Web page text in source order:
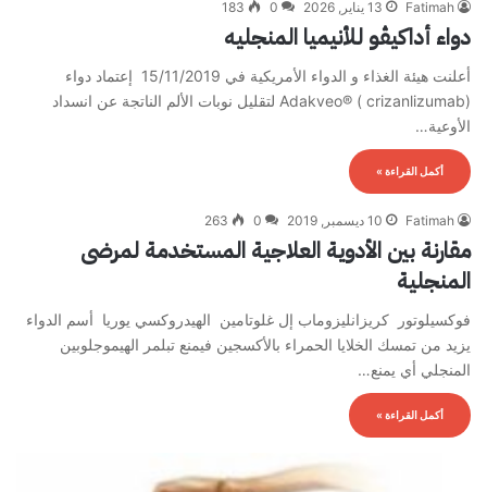
Fatimah 13 يناير, 2026 0
183
دواء أداكيڤو للأنيميا المنجليه
أعلنت هيئة الغذاء و الدواء الأمريكية في 15/11/2019 إعتماد دواء
Adakveo® ( crizanlizumab) لتقليل نوبات الألم الناتجة عن انسداد
الأوعية…
أكمل القراءة »
Fatimah 10 ديسمبر, 2019 0
263
مقارنة بين الأدوية العلاجية المستخدمة لمرضى
المنجلية
فوكسيلوتور كريزانليزوماب إل غلوتامين الهيدروكسي يوريا أسم الدواء
يزيد من تمسك الخلايا الحمراء بالأكسجين فيمنع تبلمر الهيموجلوبين
المنجلي أي يمنع…
أكمل القراءة »